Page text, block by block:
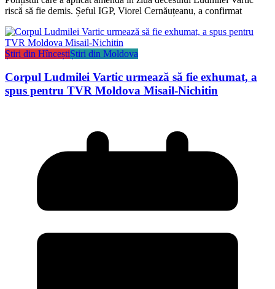
riscă să fie demis. Șeful IGP, Viorel Cernăuțeanu, a confirmat
Știri din HînceștiȘtiri din Moldova
Corpul Ludmilei Vartic urmează să fie exhumat, a
spus pentru TVR Moldova Misail-Nichitin